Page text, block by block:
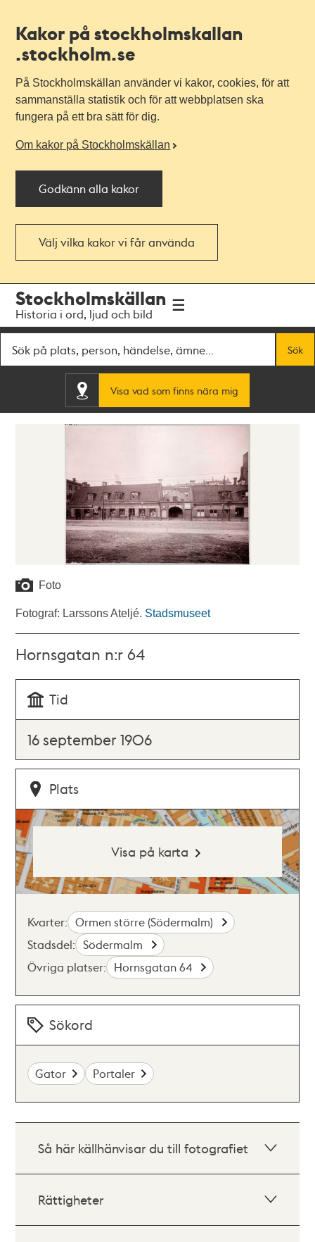
Kakor på stockholmskallan
.stockholm.se
På Stockholmskällan använder vi kakor, cookies, för att
sammanställa statistik och för att webbplatsen ska
fungera på ett bra sätt för dig.
Om kakor på Stockholmskällan
Godkänn alla kakor
Välj vilka kakor vi får använda
navigationen
huvudinnehållet
Stockholmskällan
Historia i ord, ljud och bild
Sök
Visa vad som finns nära mig
Foto
Fotograf: Larssons Ateljé. Stadsmuseet
Hornsgatan n:r 64
Tid
16 september 1906
Plats
Visa på karta
Kvarter: Ormen större (Södermalm)
Stadsdel: Södermalm
Övriga platser: Hornsgatan 64
Sökord
Gator Portaler
Så här källhänvisar du till fotografiet
Rättigheter